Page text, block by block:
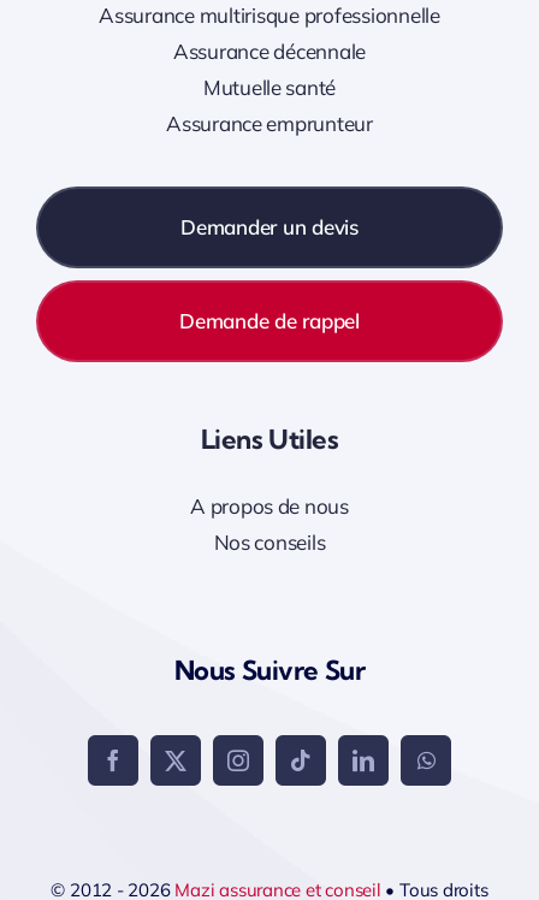
Assurance multirisque professionnelle
Assurance décennale
Mutuelle santé
Assurance emprunteur
Demander un devis
Demande de rappel
Liens Utiles
A propos de nous
Nos conseils
Nous Suivre Sur
© 2012 - 2026 Mazi assurance et conseil • Tous droits